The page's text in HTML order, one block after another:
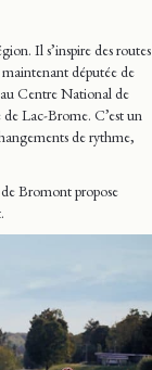
Il s’inspire des routes
députée de
Centre National de
Lac-Brome. C’est un
de rythme,
Bromont propose